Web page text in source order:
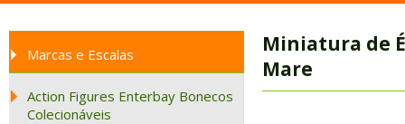
Marcas e Escalas
Action Figures Enterbay Bonecos
Colecionáveis
Miniatura de
Mare